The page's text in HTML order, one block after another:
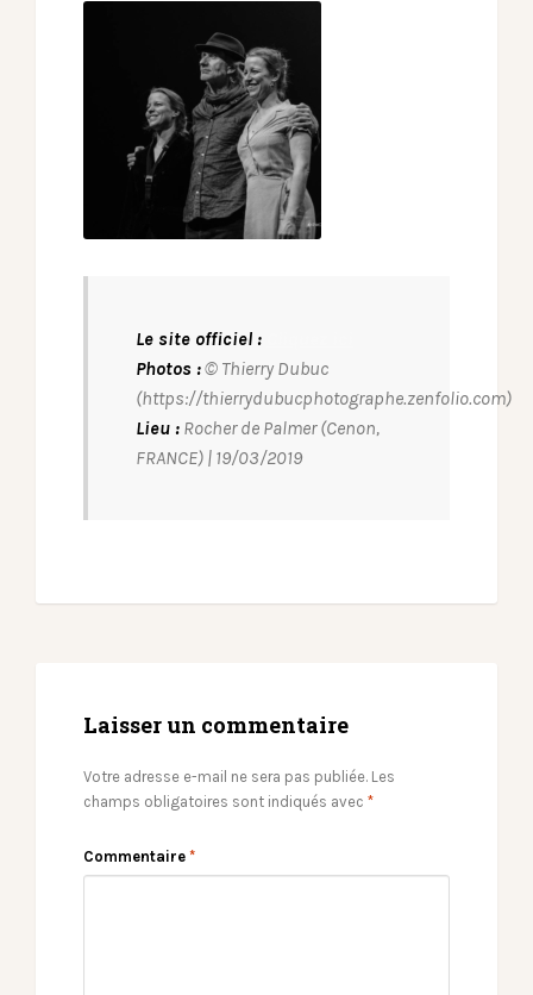
Le site officiel :
Photos :© Thierry Dubuc
(https://thierrydubucphotographe.zenfolio.com)
Lieu : Rocher de Palmer (Cenon,
FRANCE) | 19/03/2019
Laisser un commentaire
Votre adresse e-mail ne sera pas publiée. Les
champs obligatoires sont indiqués avec *
Commentaire *